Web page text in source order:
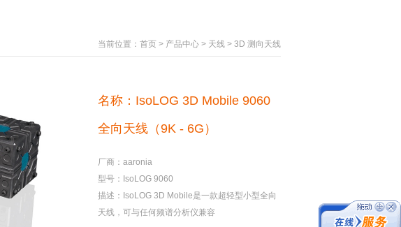
当前位置： 首页 > 产品中心 > 天线 > 3D 测向天线
名称：IsoLOG 3D Mobile 9060
全向天线（9K - 6G）
厂商：aaronia
型号：IsoLOG 9060
描述：IsoLOG 3D Mobile是一款超轻型小型全向
天线，可与任何频谱分析仪兼容